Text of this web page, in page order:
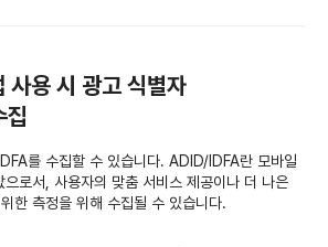
사용 시 광고 식별자
를 수집할 수 있습니다. ADID/IDFA란 모바일
로서, 사용자의 맞춤 서비스 제공이나 더 나은
한 측정을 위해 수집될 수 있습니다.